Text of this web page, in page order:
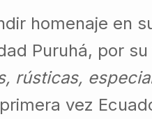
homenaje en
Puruhá, por
rústicas,
vez